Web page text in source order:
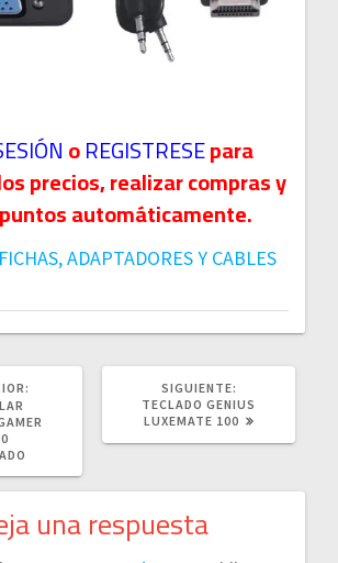
oREGISTRESEpara
precios, realizar compras y
automáticamente.
FICHAS, ADAPTADORES Y CABLES
SIGUIENTE:
POST:
TECLADO GENIUS
LUXEMATE 100
una respuesta